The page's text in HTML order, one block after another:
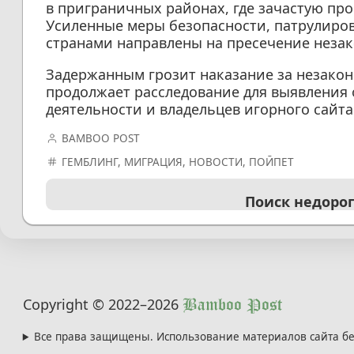
в приграничных районах, где зачастую
Усиленные меры безопасности,
странами направлены на пресечение
Задержанным грозит наказание за
продолжает расследование для
деятельности и владельцев игорного
BAMBOO POST
ГЕМБЛИНГ, МИГРАЦИЯ, НОВОСТИ, ПОЙПЕТ
Поиск
Copyright © 2022–2026 Bamboo Post
Все права защищены. Использование материалов сайта